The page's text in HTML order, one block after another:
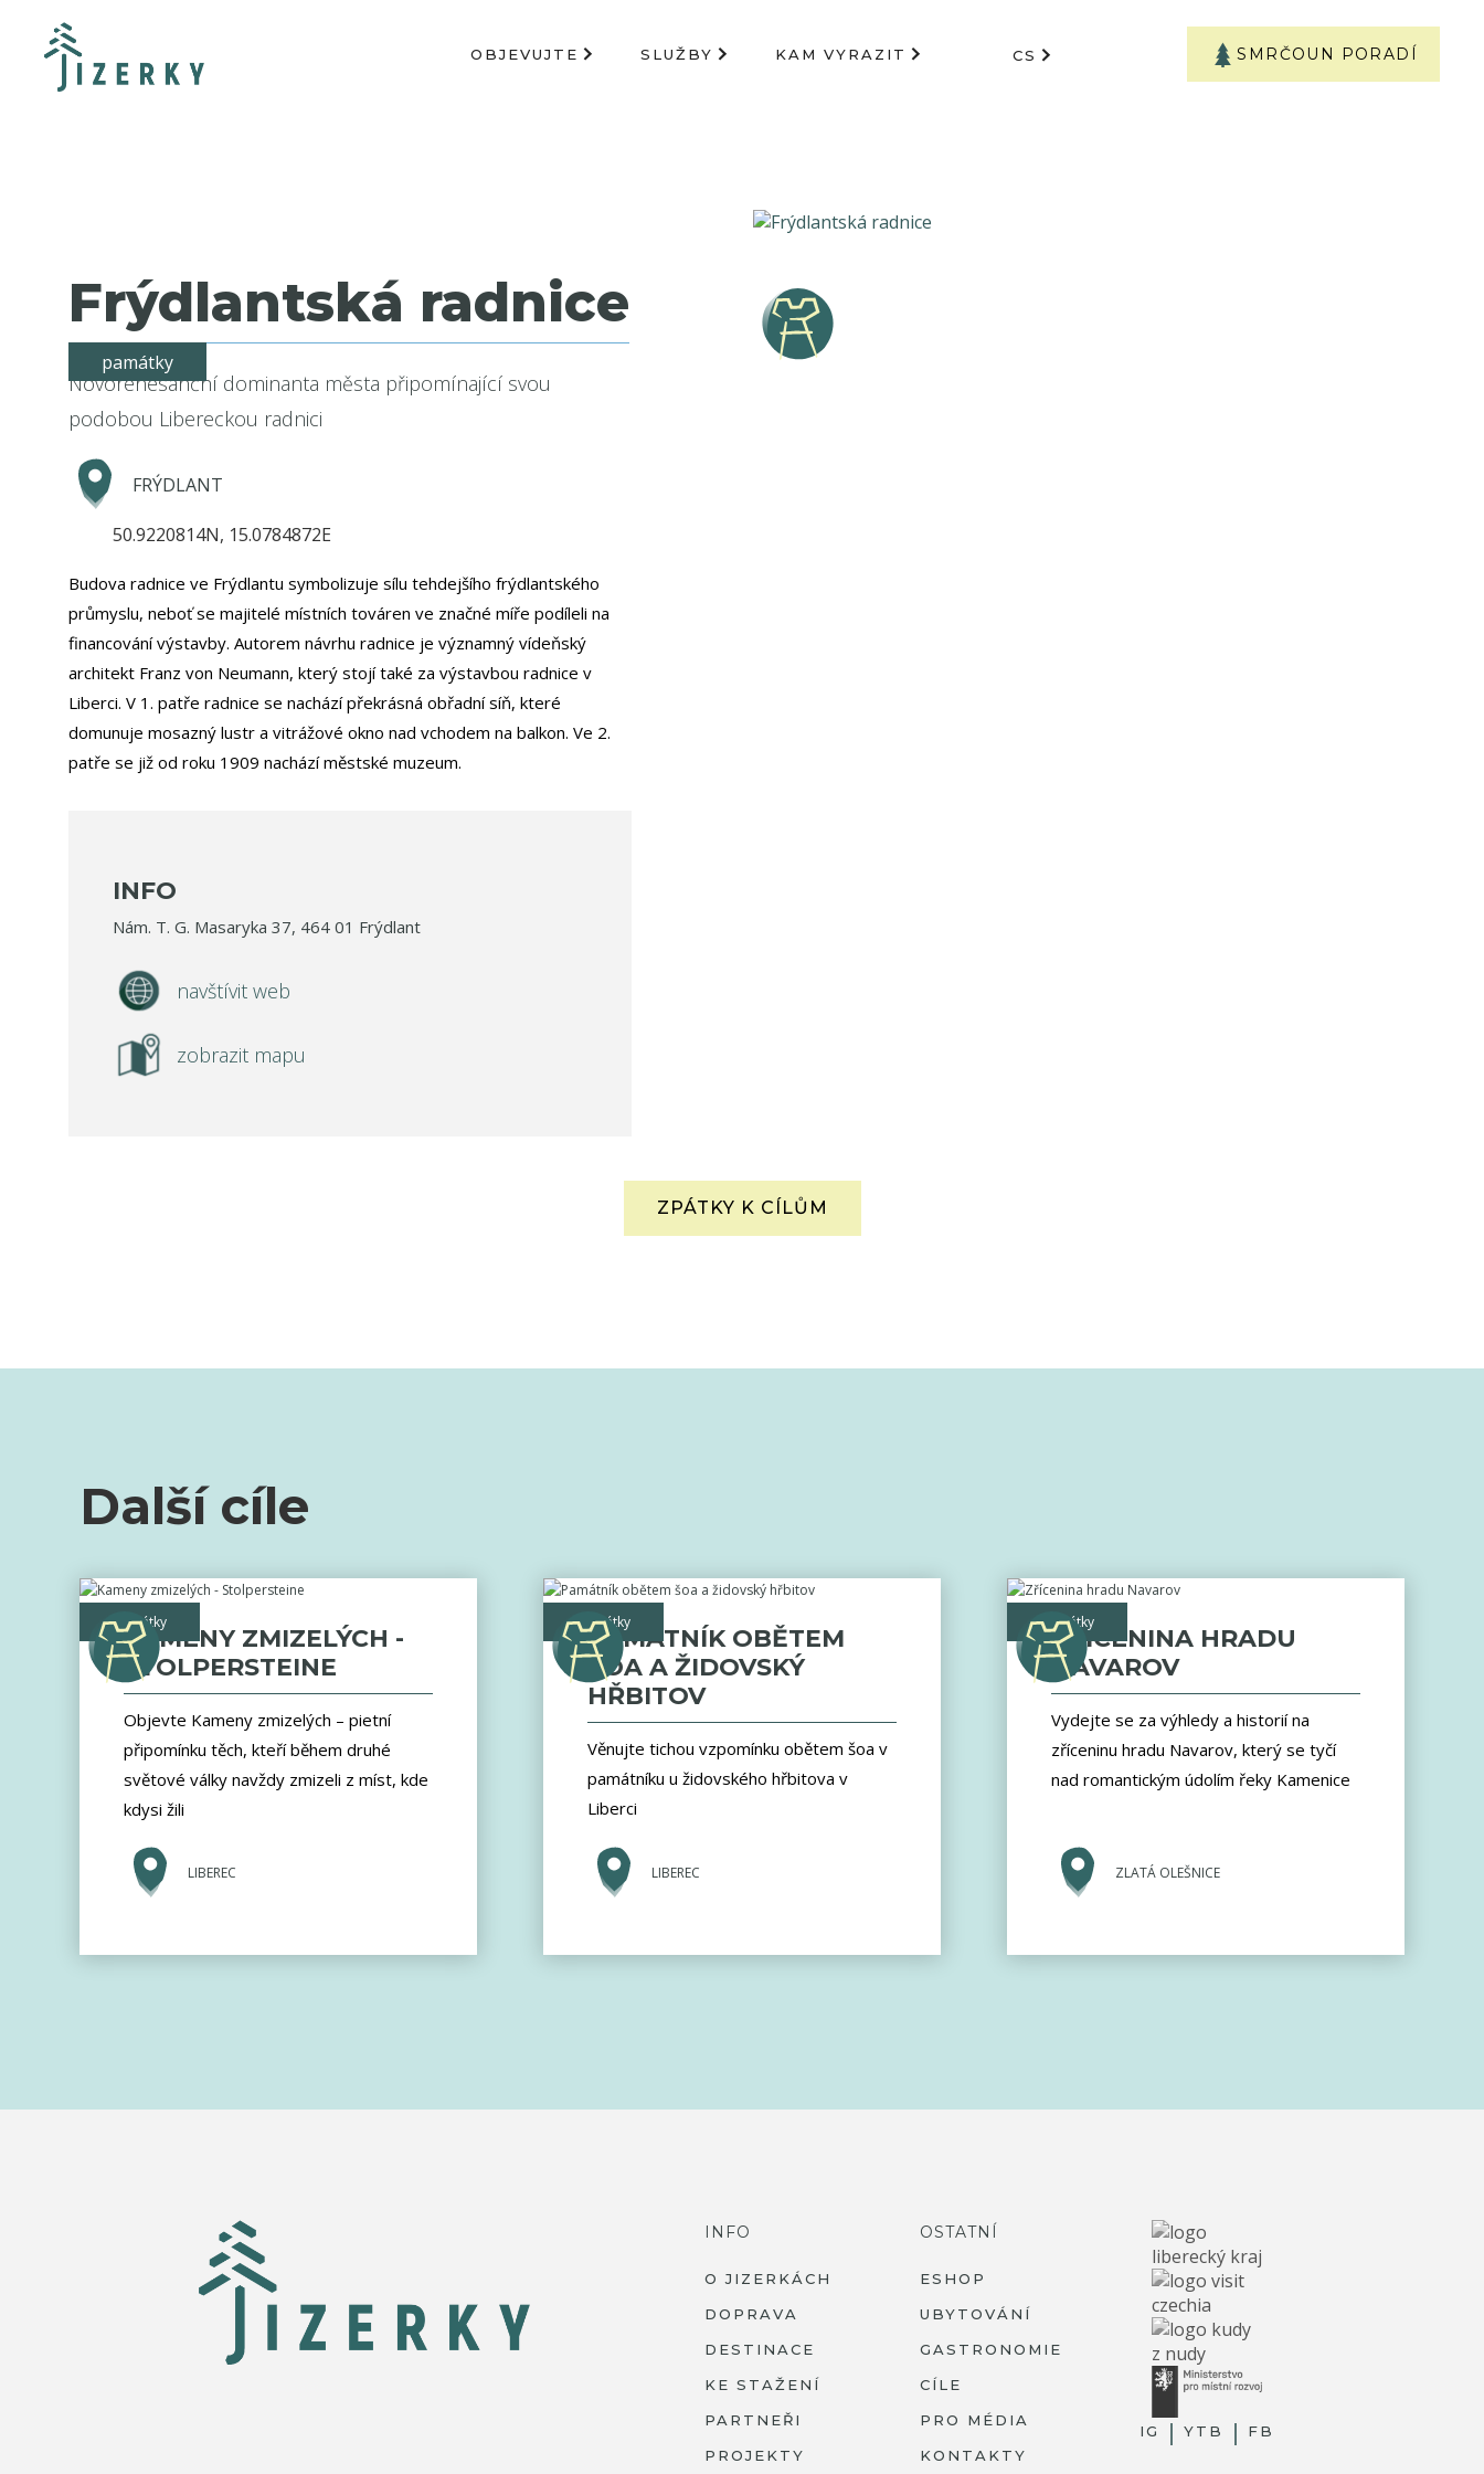
OBJEVUJTE SLUŽBY KAM VYRAZIT CS SMRČOUN PORADÍ
Frýdlantská radnice
památky
Novorenesanční dominanta města připomínající svou
podobou Libereckou radnici
FRÝDLANT
50.9220814N, 15.0784872E
Budova radnice ve Frýdlantu symbolizuje sílu tehdejšího frýdlantského
průmyslu, neboť se majitelé místních továren ve značné míře podíleli na
financování výstavby. Autorem návrhu radnice je významný vídeňský
architekt Franz von Neumann, který stojí také za výstavbou radnice v
Liberci. V 1. patře radnice se nachází překrásná obřadní síň, které
domunuje mosazný lustr a vitrážové okno nad vchodem na balkon. Ve 2.
patře se již od roku 1909 nachází městské muzeum.
INFO
Nám. T. G. Masaryka 37, 464 01 Frýdlant
navštívit web
zobrazit mapu
ZPÁTKY K CÍLŮM
Další cíle
památky
KAMENY ZMIZELÝCH -
STOLPERSTEINE
Objevte Kameny zmizelých – pietní
připomínku těch, kteří během druhé
světové války navždy zmizeli z míst, kde
kdysi žili
LIBEREC
památky
PAMÁTNÍK OBĚTEM
ŠOA A ŽIDOVSKÝ
HŘBITOV
Věnujte tichou vzpomínku obětem šoa v
památníku u židovského hřbitova v
Liberci
LIBEREC
památky
ZŘÍCENINA HRADU
NAVAROV
Vydejte se za výhledy a historií na
zříceninu hradu Navarov, který se tyčí
nad romantickým údolím řeky Kamenice
ZLATÁ OLEŠNICE
INFO
O JIZERKÁCH
DOPRAVA
DESTINACE
KE STAŽENÍ
PARTNEŘI
PROJEKTY
OSTATNÍ
ESHOP
UBYTOVÁNÍ
GASTRONOMIE
CÍLE
PRO MÉDIA
KONTAKTY
IG YTB FB